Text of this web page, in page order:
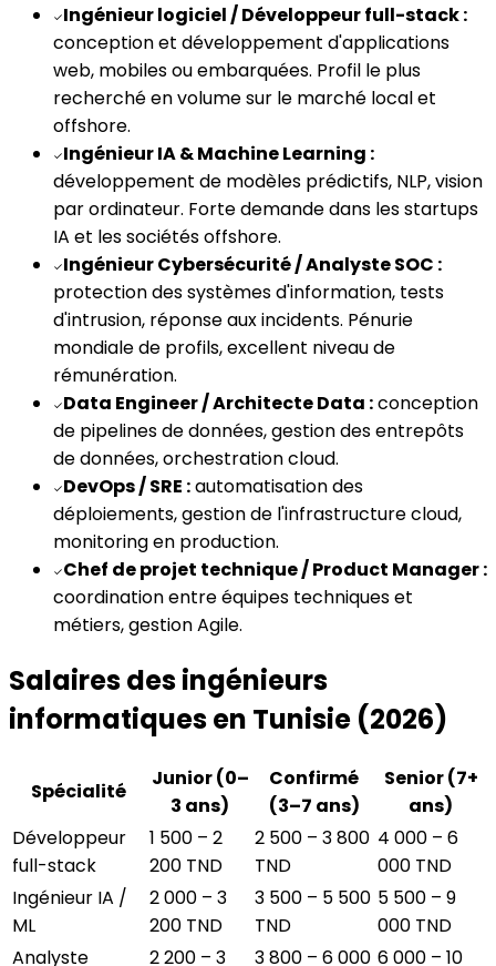
✓Ingénieur logiciel / Développeur full-stack :
conception et développement d'applications
web, mobiles ou embarquées. Profil le plus
recherché en volume sur le marché local et
offshore.
✓Ingénieur IA & Machine Learning :
développement de modèles prédictifs, NLP, vision
par ordinateur. Forte demande dans les startups
IA et les sociétés offshore.
✓Ingénieur Cybersécurité / Analyste SOC :
protection des systèmes d'information, tests
d'intrusion, réponse aux incidents. Pénurie
mondiale de profils, excellent niveau de
rémunération.
✓Data Engineer / Architecte Data :conception
de pipelines de données, gestion des entrepôts
de données, orchestration cloud.
✓DevOps / SRE :automatisation des
déploiements, gestion de l'infrastructure cloud,
monitoring en production.
✓Chef de projet technique / Product Manager :
coordination entre équipes techniques et
métiers, gestion Agile.
Salaires des ingénieurs
informatiques en Tunisie (2026)
Spécialité
Junior (0–
3 ans)
Confirmé
(3–7 ans)
Senior (7+
ans)
Développeur
full-stack
1 500 – 2
200 TND
2 500 – 3 800
TND
4 000 – 6
000 TND
Ingénieur IA /
ML
2 000 – 3
200 TND
3 500 – 5 500
TND
5 500 – 9
000 TND
Analyste
2 200 – 3 3 800 – 6 000 6 000 – 10